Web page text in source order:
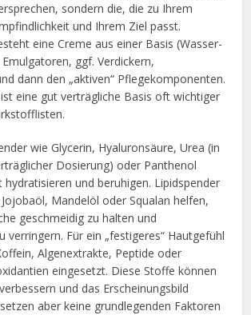
sondern die, die zu Ihrem
und Ihrem Ziel passt.
eine Creme aus einer Basis (Wasser-
ggf. Verdickern,
dann den „aktiven“ Pflegekomponenten.
eine gut verträgliche Basis oft wichtiger
wie Glycerin, Hyaluronsäure, Urea (in
Dosierung) oder Panthenol
hydratisieren und beruhigen. Lipidspender
Mandelöl oder Squalan helfen,
geschmeidig zu halten und
verringern. Für ein „festigeres“ Hautgefühl
Algenextrakte, Peptide oder
eingesetzt. Diese Stoffe können
und das Erscheinungsbild
aber keine grundlegenden Faktoren